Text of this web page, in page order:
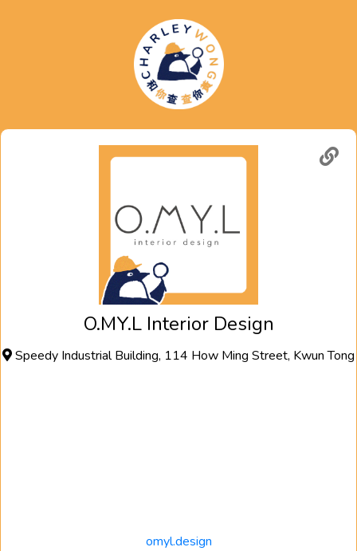
O.MY.L Interior Design
Speedy Industrial Building, 114 How Ming Street, Kwun Tong
omyl.design